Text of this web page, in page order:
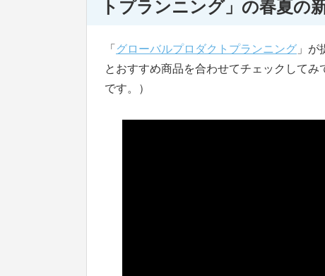
トプランニング」の春夏の
「 グローバルプロダクトプランニング 」
とおすすめ商品を合わせてチェックして
です。）